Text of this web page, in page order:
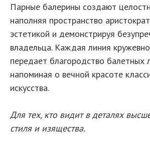
Парные балерины создают
наполняя пространство
эстетикой и демонстрируя
владельца. Каждая линия
передает благородство балетных
напоминая о вечной красоте
искусства.
Для тех, кто видит в деталях
стиля и изящества.